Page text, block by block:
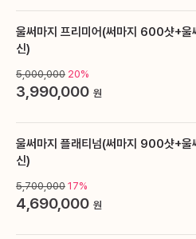
울써마지 프리미어(써마지 600샷+
신)
5,000,000 20%
3,990,000 원
울써마지 플래티넘(써마지 900샷+
신)
5,700,000 17%
4,690,000 원